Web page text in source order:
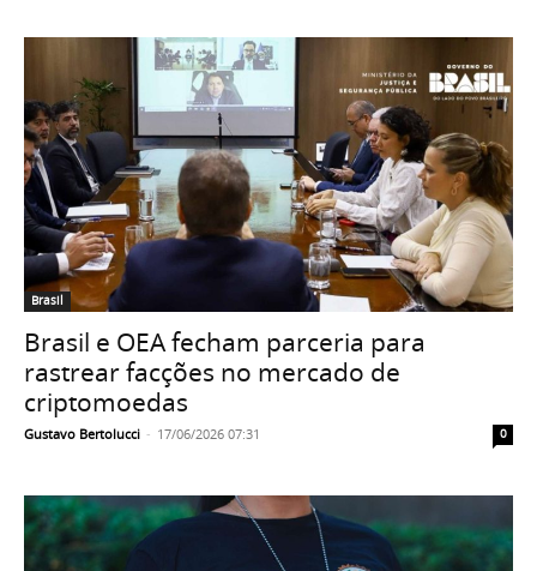
Brasil
Brasil e OEA fecham parceria para
rastrear facções no mercado de
criptomoedas
Gustavo Bertolucci - 17/06/2026 07:31 0